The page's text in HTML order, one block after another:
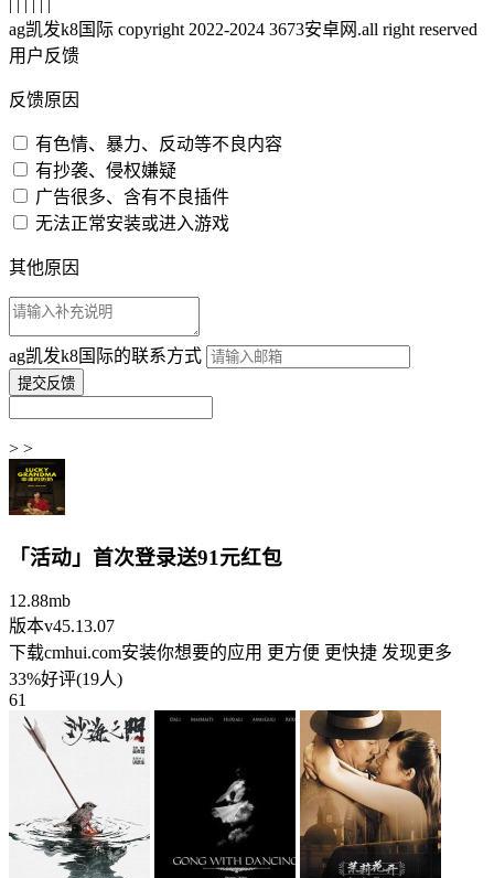
ag凯发k8国际 copyright 2022-2024 3673安卓网.all right reserved
用户反馈
反馈原因
有色情、暴力、反动等不良内容
有抄袭、侵权嫌疑
广告很多、含有不良插件
无法正常安装或进入游戏
其他原因
ag凯发k8国际的联系方式
> >
「活动」首次登录送91元红包
12.88mb
版本v45.13.07
下载cmhui.com安装你想要的应用 更方便 更快捷 发现更多
33%好评(19人)
61